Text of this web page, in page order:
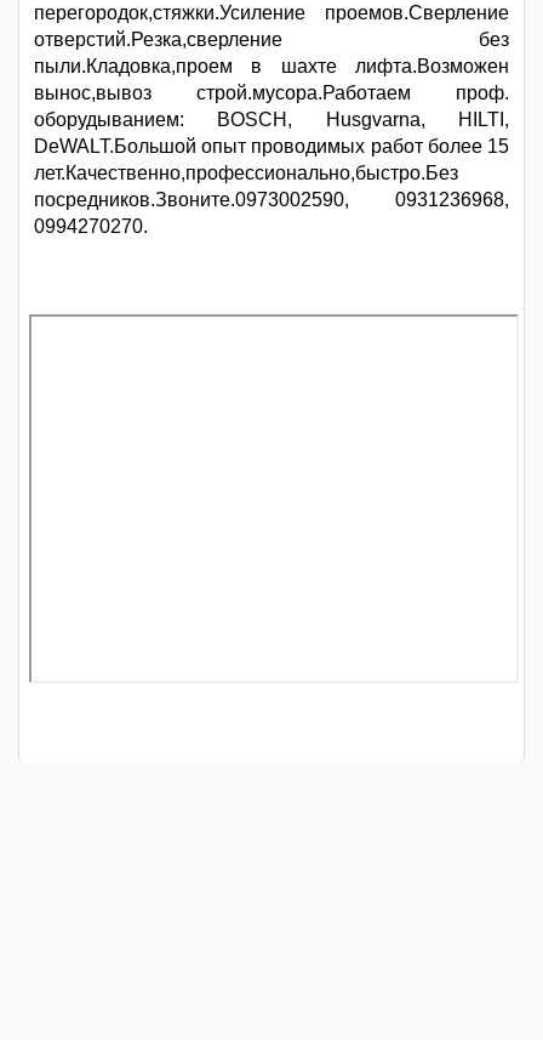
перегородок,стяжки.Усиление проемов.Сверление
отверстий.Резка,сверление без
пыли.Кладовка,проем в шахте лифта.Возможен
вынос,вывоз строй.мусора.Работаем проф.
оборудыванием: BOSCH, Husgvarna, HILTI,
DeWALT.Большой опыт проводимых работ более 15
лет.Качественно,профессионально,быстро.Без
посредников.Звоните.0973002590, 0931236968,
0994270270.